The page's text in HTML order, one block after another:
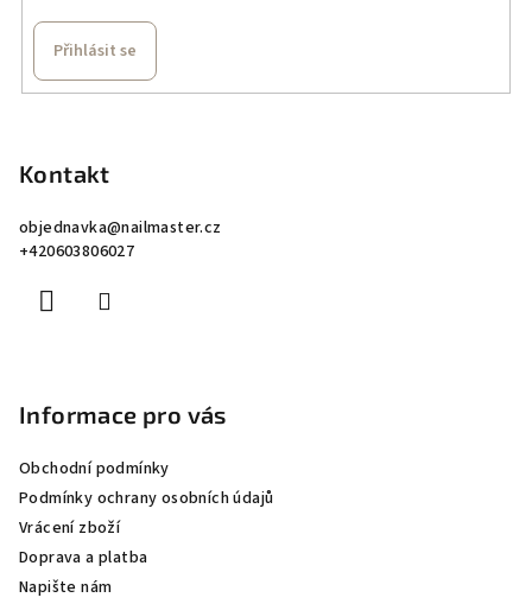
Přihlásit se
Kontakt
objednavka@nailmaster.cz
+420603806027
Informace pro vás
Obchodní podmínky
Podmínky ochrany osobních údajů
Vrácení zboží
Doprava a platba
Napište nám